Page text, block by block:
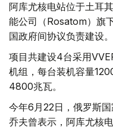
阿库尤核电站位于土耳
能公司（Rosatom）旗
国政府间协议负责建设。
项目共建设4台采用
机组，每台装机容量
4800兆瓦。
今年6月22日，俄罗斯
乔夫曾表示，阿库尤核